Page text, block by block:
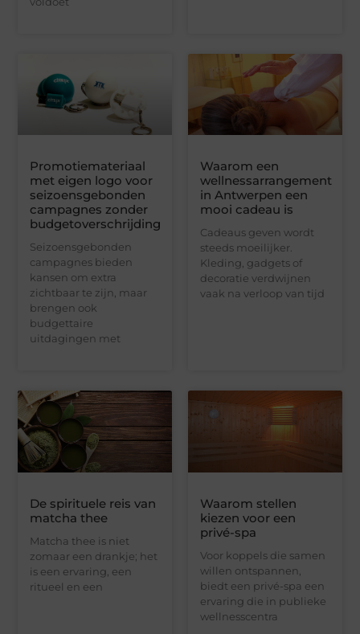
Promotiemateriaal
met eigen logo voor
seizoensgebonden
campagnes zonder
budgetoverschrijding
Seizoensgebonden
campagnes bieden
kansen om extra
zichtbaar te zijn, maar
brengen ook
budgettaire
uitdagingen met
Waarom een
wellnessarrangement
in Antwerpen een
mooi cadeau is
Cadeaus geven wordt
steeds moeilijker.
Kleding, gadgets of
decoratie verdwijnen
vaak na verloop van tijd
De spirituele reis van
matcha thee
Matcha thee is niet
zomaar een drankje; het
is een ervaring, een
ritueel en een
Waarom stellen
kiezen voor een
privé-spa
Voor koppels die samen
willen ontspannen,
biedt een privé-spa een
ervaring die in publieke
wellnesscentra